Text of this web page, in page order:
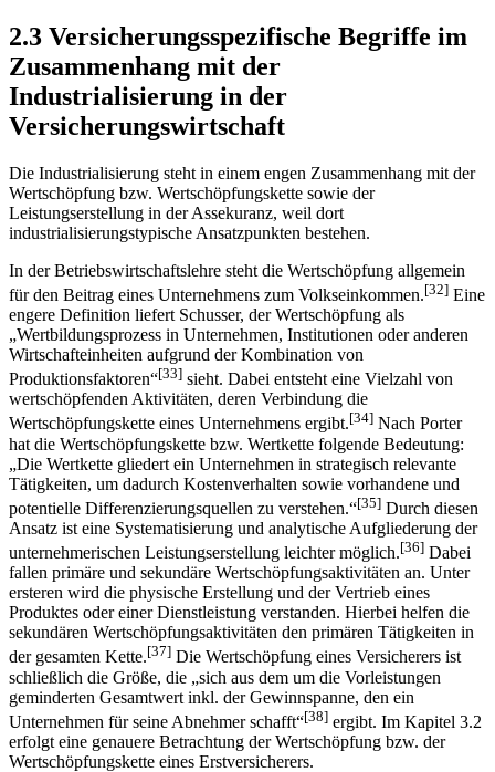
2.3 Versicherungsspezifische Begriffe im
Zusammenhang mit der
Industrialisierung in der
Versicherungswirtschaft
Die Industrialisierung steht in einem engen Zusammenhang mit der
Wertschöpfung bzw. Wertschöpfungskette sowie der
Leistungserstellung in der Assekuranz, weil dort
industrialisierungstypische Ansatzpunkten bestehen.
In der Betriebswirtschaftslehre steht die Wertschöpfung allgemein
für den Beitrag eines Unternehmens zum Volkseinkommen.[32] Eine
engere Definition liefert Schusser, der Wertschöpfung als
„Wertbildungsprozess in Unternehmen, Institutionen oder anderen
Wirtschafteinheiten aufgrund der Kombination von
Produktionsfaktoren“[33] sieht. Dabei entsteht eine Vielzahl von
wertschöpfenden Aktivitäten, deren Verbindung die
Wertschöpfungskette eines Unternehmens ergibt.[34] Nach Porter
hat die Wertschöpfungskette bzw. Wertkette folgende Bedeutung:
„Die Wertkette gliedert ein Unternehmen in strategisch relevante
Tätigkeiten, um dadurch Kostenverhalten sowie vorhandene und
potentielle Differenzierungsquellen zu verstehen.“[35] Durch diesen
Ansatz ist eine Systematisierung und analytische Aufgliederung der
unternehmerischen Leistungserstellung leichter möglich.[36] Dabei
fallen primäre und sekundäre Wertschöpfungsaktivitäten an. Unter
ersteren wird die physische Erstellung und der Vertrieb eines
Produktes oder einer Dienstleistung verstanden. Hierbei helfen die
sekundären Wertschöpfungsaktivitäten den primären Tätigkeiten in
der gesamten Kette.[37] Die Wertschöpfung eines Versicherers ist
schließlich die Größe, die „sich aus dem um die Vorleistungen
geminderten Gesamtwert inkl. der Gewinnspanne, den ein
Unternehmen für seine Abnehmer schafft“[38] ergibt. Im Kapitel 3.2
erfolgt eine genauere Betrachtung der Wertschöpfung bzw. der
Wertschöpfungskette eines Erstversicherers.